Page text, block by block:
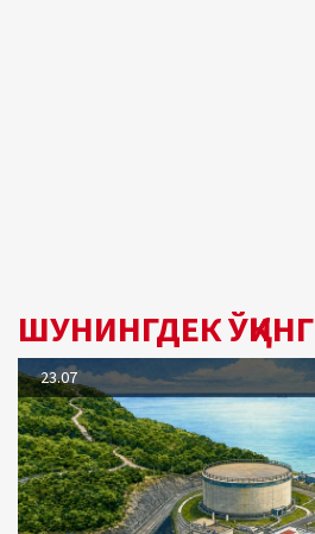
ШУНИНГДЕК ЎҚИНГ
23.07